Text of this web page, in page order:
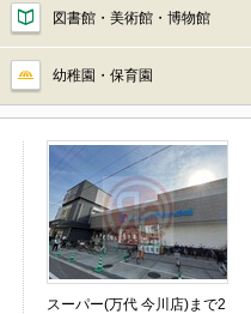
図書館・美術館・博物館
幼稚園・保育園
スーパー(万代 今川店)まで2